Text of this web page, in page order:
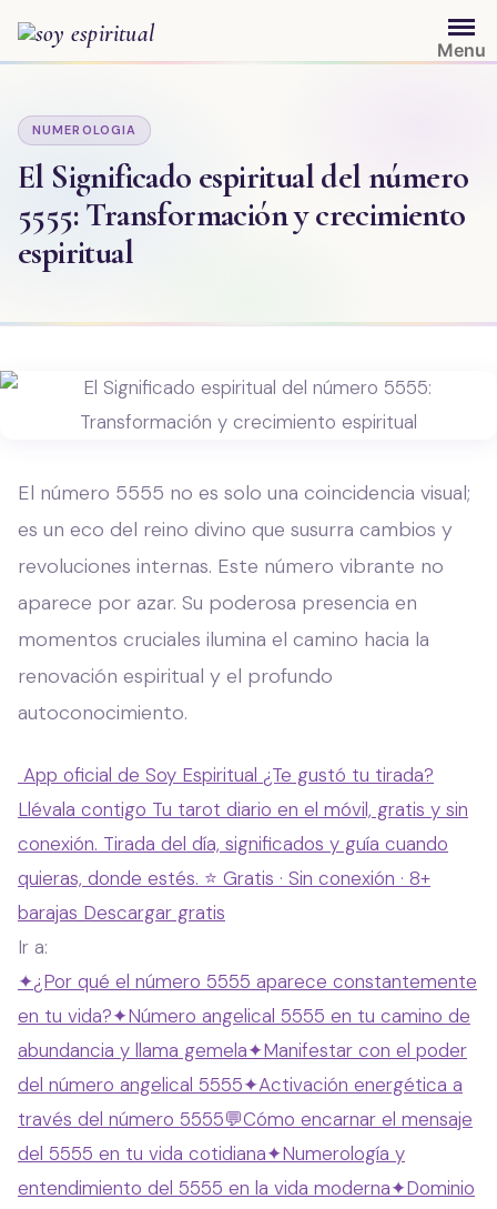
contenido
Menu
NUMEROLOGIA
El Significado espiritual del número
5555: Transformación y crecimiento
espiritual
El número 5555 no es solo una coincidencia visual;
es un eco del reino divino que susurra cambios y
revoluciones internas. Este número vibrante no
aparece por azar. Su poderosa presencia en
momentos cruciales ilumina el camino hacia la
renovación espiritual y el profundo
autoconocimiento.
App oficial de Soy Espiritual ¿Te gustó tu tirada?
Llévala contigo Tu tarot diario en el móvil, gratis y sin
conexión. Tirada del día, significados y guía cuando
quieras, donde estés. ⭐ Gratis · Sin conexión · 8+
barajas Descargar gratis
Ir a:
✦¿Por qué el número 5555 aparece constantemente
en tu vida?✦Número angelical 5555 en tu camino de
abundancia y llama gemela✦Manifestar con el poder
del número angelical 5555✦Activación energética a
través del número 5555💬Cómo encarnar el mensaje
del 5555 en tu vida cotidiana✦Numerología y
entendimiento del 5555 en la vida moderna✦Dominio